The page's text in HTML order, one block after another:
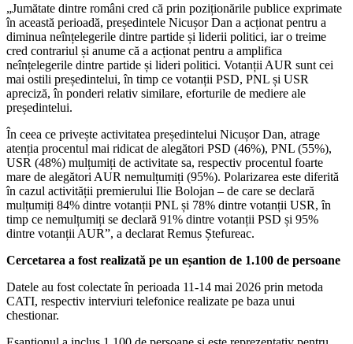
„Jumătate dintre români cred că prin poziționările publice exprimate
în această perioadă, președintele Nicușor Dan a acționat pentru a
diminua neînțelegerile dintre partide și liderii politici, iar o treime
cred contrariul și anume că a acționat pentru a amplifica
neînțelegerile dintre partide și lideri politici. Votanții AUR sunt cei
mai ostili președintelui, în timp ce votanții PSD, PNL și USR
apreciză, în ponderi relativ similare, eforturile de mediere ale
președintelui.
În ceea ce privește activitatea președintelui Nicușor Dan, atrage
atenția procentul mai ridicat de alegători PSD (46%), PNL (55%),
USR (48%) mulțumiți de activitate sa, respectiv procentul foarte
mare de alegători AUR nemulțumiți (95%). Polarizarea este diferită
în cazul activității premierului Ilie Bolojan – de care se declară
mulțumiți 84% dintre votanții PNL și 78% dintre votanții USR, în
timp ce nemulțumiți se declară 91% dintre votanții PSD și 95%
dintre votanții AUR”, a declarat Remus Ștefureac.
Cercetarea a fost realizată pe un eșantion de 1.100 de persoane
Datele au fost colectate în perioada 11-14 mai 2026 prin metoda
CATI, respectiv interviuri telefonice realizate pe baza unui
chestionar.